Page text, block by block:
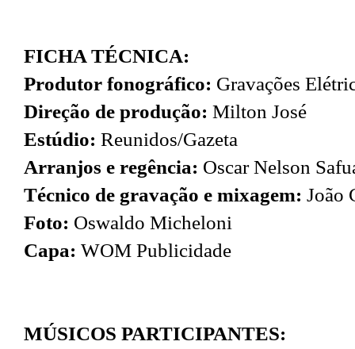
FICHA TÉCNICA:
Produtor fonográfico: Gravações
Direção de produção: Milton José
Estúdio: Reunidos/Gazeta
Arranjos e regência: Oscar Nelson
Técnico de gravação e mixagem: João
Foto: Oswaldo Micheloni
Capa: WOM Publicidade
MÚSICOS PARTICIPANTES: